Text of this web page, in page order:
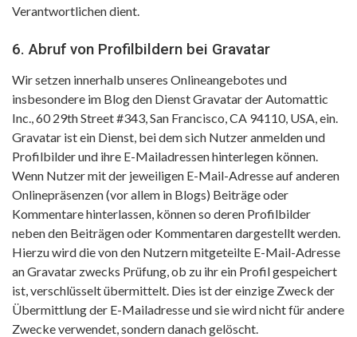
Verantwortlichen dient.
6. Abruf von Profilbildern bei Gravatar
Wir setzen innerhalb unseres Onlineangebotes und
insbesondere im Blog den Dienst Gravatar der Automattic
Inc., 60 29th Street #343, San Francisco, CA 94110, USA, ein.
Gravatar ist ein Dienst, bei dem sich Nutzer anmelden und
Profilbilder und ihre E-Mailadressen hinterlegen können.
Wenn Nutzer mit der jeweiligen E-Mail-Adresse auf anderen
Onlinepräsenzen (vor allem in Blogs) Beiträge oder
Kommentare hinterlassen, können so deren Profilbilder
neben den Beiträgen oder Kommentaren dargestellt werden.
Hierzu wird die von den Nutzern mitgeteilte E-Mail-Adresse
an Gravatar zwecks Prüfung, ob zu ihr ein Profil gespeichert
ist, verschlüsselt übermittelt. Dies ist der einzige Zweck der
Übermittlung der E-Mailadresse und sie wird nicht für andere
Zwecke verwendet, sondern danach gelöscht.